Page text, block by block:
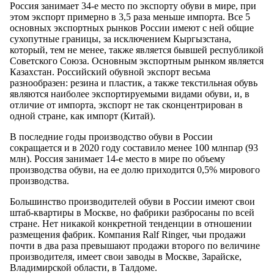
Россия занимает 34-е место по экспорту обуви в мире, при
этом экспорт примерно в 3,5 раза меньше импорта. Все 5
основных экспортных рынков России имеют с ней общие
сухопутные границы, за исключением Кыргызстана,
который, тем не менее, также является бывшей республикой
Советского Союза. Основным экспортным рынком является
Казахстан. Российский обувной экспорт весьма
разнообразен: резина и пластик, а также текстильная обувь
являются наиболее экспортируемыми видами обуви, и, в
отличие от импорта, экспорт не так сконцентрирован в
одной стране, как импорт (Китай).
В последние годы производство обуви в России
сокращается и в 2020 году составило менее 100 млнпар (93
млн). Россия занимает 14-е место в мире по объему
производства обуви, на ее долю приходится 0,5% мирового
производства.
Большинство производителей обуви в России имеют свои
штаб-квартиры в Москве, но фабрики разбросаны по всей
стране. Нет никакой конкретной тенденции в отношении
размещения фабрик. Компания Ralf Ringer, чьи продажи
почти в два раза превышают продажи второго по величине
производителя, имеет свои заводы в Москве, Зарайске,
Владимирской области, в Талдоме.